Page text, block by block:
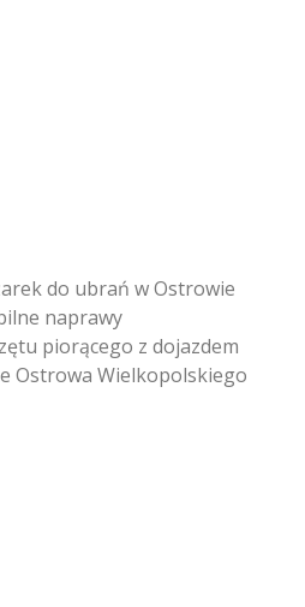
do ubrań w Ostrowie
naprawy
piorącego z dojazdem
Ostrowa Wielkopolskiego